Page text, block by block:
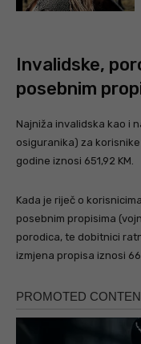
Invalidske,
posebnim
Najniža invalidska kao i
osiguranika) za korisnike
godine iznosi 651,92 KM.
Kada je riječ o
posebnim propisima
porodica, te dobitnici
izmjena propisa iznosi